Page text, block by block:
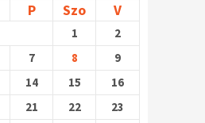
P Szo V
1
2
7 8
9
14 15
16
21 22
23